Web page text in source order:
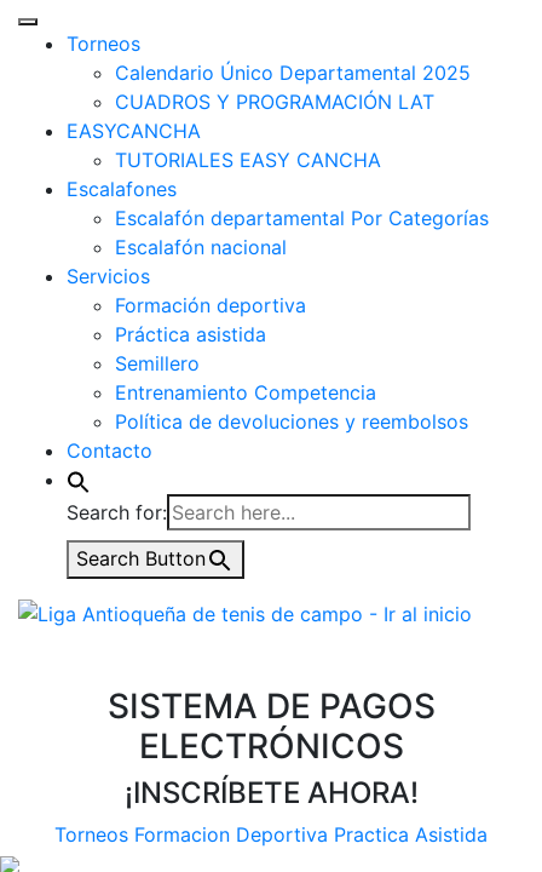
Torneos
Calendario Único Departamental 2025
CUADROS Y PROGRAMACIÓN LAT
EASYCANCHA
TUTORIALES EASY CANCHA
Escalafones
Escalafón departamental Por Categorías
Escalafón nacional
Servicios
Formación deportiva
Práctica asistida
Semillero
Entrenamiento Competencia
Política de devoluciones y reembolsos
Contacto
Search for:
Search Button
SISTEMA DE PAGOS
ELECTRÓNICOS
¡INSCRÍBETE AHORA!
Torneos Formacion Deportiva Practica Asistida